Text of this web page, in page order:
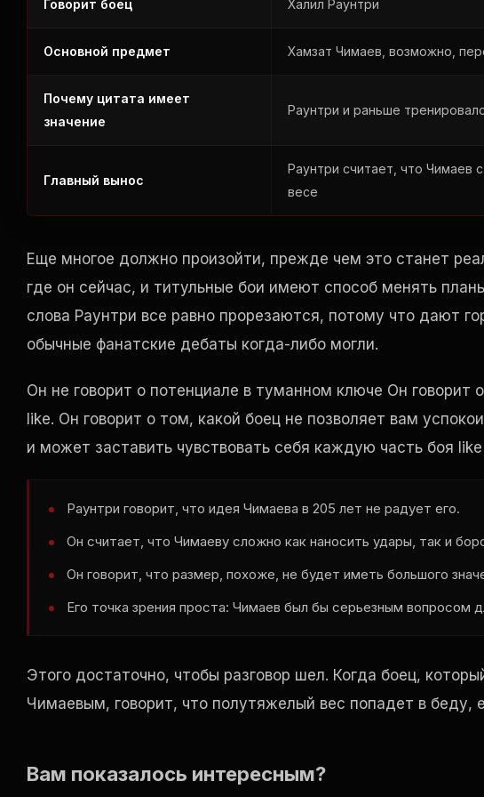
Говорит боец Халил Раунтри
Основной предмет Хамзат Чимаев, возможно,
Почему цитата имеет
значение
Раунтри и раньше
Главный вынос
Раунтри считает, что Чимаев
весе
Еще многое должно произойти, прежде чем это станет
где он сейчас, и титульные бои имеют способ менять
слова Раунтри все равно прорезаются, потому что дают
обычные фанатские дебаты когда-либо могли.
Он не говорит о потенциале в туманном ключе Он
like. Он говорит о том, какой боец не позволяет вам
и может заставить чувствовать себя каждую часть боя like
Раунтри говорит, что идея Чимаева в 205 лет не радует его.
Он считает, что Чимаеву сложно как наносить удары, так и
Он говорит, что размер, похоже, не будет иметь большого
Его точка зрения проста: Чимаев был бы серьезным вопросом
Этого достаточно, чтобы разговор шел. Когда боец,
Чимаевым, говорит, что полутяжелый вес попадет в
Вам показалось интересным?